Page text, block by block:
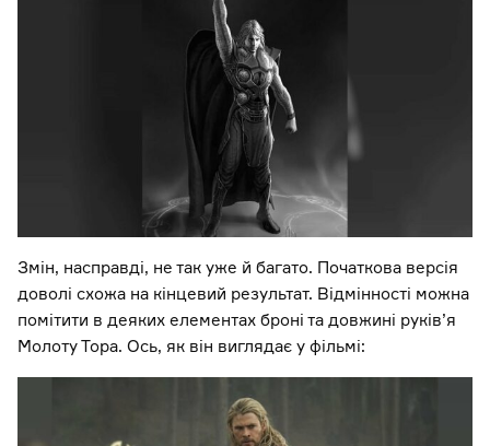
Змін, насправді, не так уже й багато. Початкова версія
доволі схожа на кінцевий результат. Відмінності можна
помітити в деяких елементах броні та довжині руків’я
Молоту Тора. Ось, як він виглядає у фільмі: